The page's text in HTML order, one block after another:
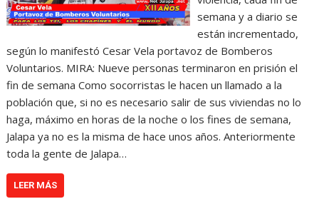
semana y a diario se
están incrementado,
según lo manifestó Cesar Vela portavoz de Bomberos
Voluntarios. MIRA: Nueve personas terminaron en prisión el
fin de semana Como socorristas le hacen un llamado a la
población que, si no es necesario salir de sus viviendas no lo
haga, máximo en horas de la noche o los fines de semana,
Jalapa ya no es la misma de hace unos años. Anteriormente
toda la gente de Jalapa…
LEER MÁS